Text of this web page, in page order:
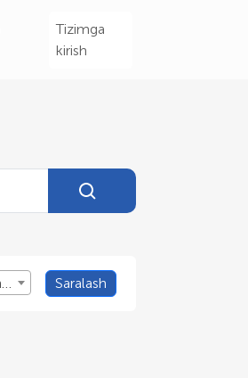
Tizimga
kirish
O'quv yillini tanlang Saralash